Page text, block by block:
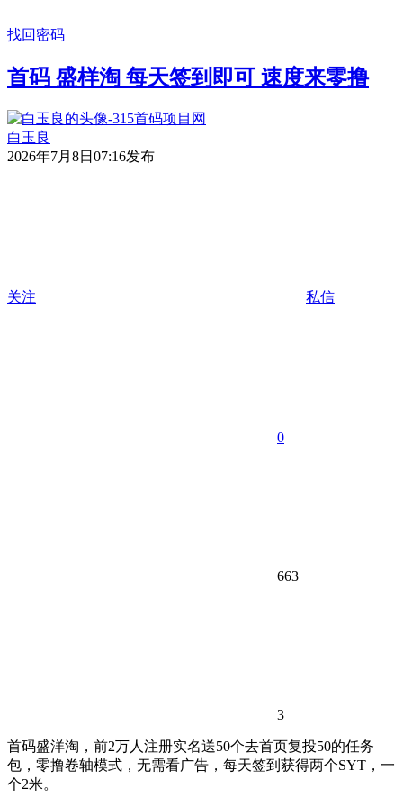
找回密码
首码 盛样淘 每天签到即可 速度来零撸
白玉良
2026年7月8日07:16发布
关注 私信
0
663
3
首码盛洋淘，前2万人注册实名送50个去首页复投50的任务
包，零撸卷轴模式，无需看广告，每天签到获得两个SYT，一
个2米。